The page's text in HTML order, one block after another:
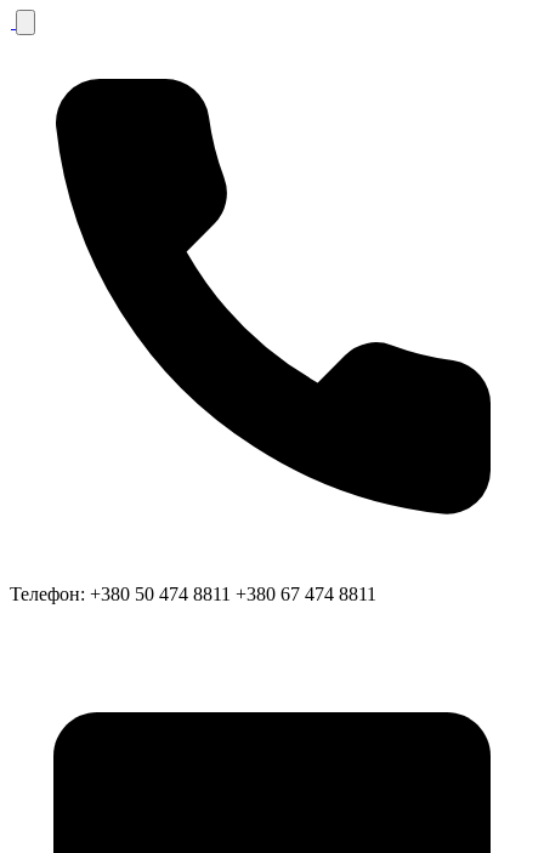
Телефон: +380 50 474 8811 +380 67 474 8811